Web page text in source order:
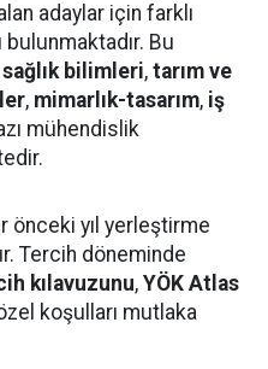
adaylar için farklı
Bu
sağlık bilimleri, tarım ve
, mimarlık-tasarım, iş
mühendislik
önceki yıl yerleştirme
Tercih döneminde
kılavuzunu, YÖK Atlas
koşulları mutlaka